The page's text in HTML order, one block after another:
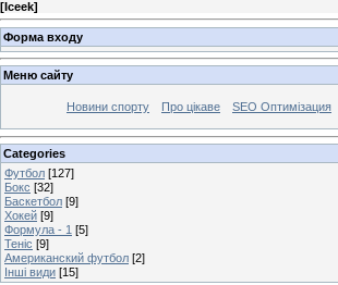
[Iceek]
Форма входу
Меню сайту
Новини спорту Про цікаве SEO Оптимізация
Categories
Футбол [127]
Бокс [32]
Баскетбол [9]
Хокей [9]
Формула - 1 [5]
Теніс [9]
Американский футбол [2]
Інші види [15]